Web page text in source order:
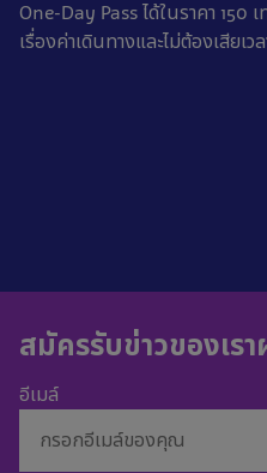
One-Day Pass ได้ในราคา 150
เรื่องค่าเดินทางและไม่ต้องเสียเ
สมัครรับข่าวของเร
อีเมล์